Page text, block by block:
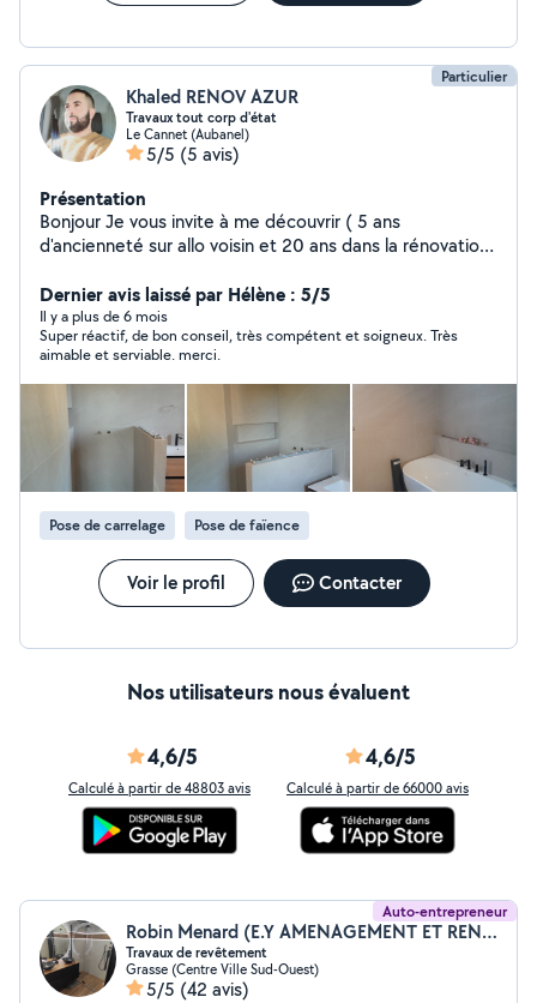
Particulier
Khaled RENOV AZUR
Travaux tout corp d'état
Le Cannet (Aubanel)
5/5 (5 avis)
Présentation
Bonjour Je vous invite à me découvrir ( 5 ans
d'ancienneté sur allo voisin et 20 ans dans la rénovation)
mes travaux https://azurrenov006-ux.github.io/AZUR-
RENOVATION-/ Avec plaisir de vous aidez à réaliser vos
projet et vos rêves de A à Z De la maçonnerie vers la
finition - TRAVAUX DE CARRELAGE - TRAVAUX DES
CLOISON ( bA13....aglo....) -TRAVAUX DE PLOMBERIE ET
INSTALLATION DES SDB. -TRAVAUX d'électricité.
_TRAVAUX D'ENDUIT INTERIEUR ET EXTERIEUR . -
TRAVAUX D'ETANCHEITE . -TRAVAUX DE PEINTURE ET
FINITION . A bientôt
Dernier avis laissé par Hélène : 5/5
Il y a plus de 6 mois
Super réactif, de bon conseil, très compétent et soigneux. Très
aimable et serviable. merci.
Pose de carrelage Pose de faïence
Voir le profil Contacter
Nos utilisateurs nous évaluent
4,6/5
Calculé à partir de 48803 avis
4,6/5
Calculé à partir de 66000 avis
Auto-entrepreneur
Robin Menard (E.Y AMENAGEMENT ET RENOVATION)
Travaux de revêtement
Grasse (Centre Ville Sud-Ouest)
5/5 (42 avis)